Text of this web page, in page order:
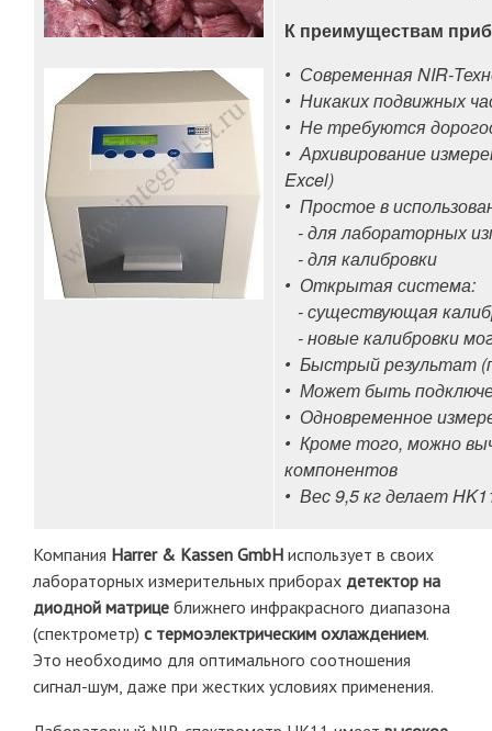
К преимуществам
• Современная NIR-
• Никаких подвижных
• Не требуются
• Архивирование
Excel)
• Простое в
- для лабораторных
- для калибровки
• Открытая система:
- существующая
- новые калибровки
• Быстрый результат
• Может быть
• Одновременное
• Кроме того, можно
компонентов
• Вес 9,5 кг делает
Компания Harrer & Kassen GmbH использует в своих
лабораторных измерительных приборах детектор на
диодной матрице ближнего инфракрасного диапазона
(спектрометр) с термоэлектрическим охлаждением.
Это необходимо для оптимального соотношения
сигнал-шум, даже при жестких условиях применения.